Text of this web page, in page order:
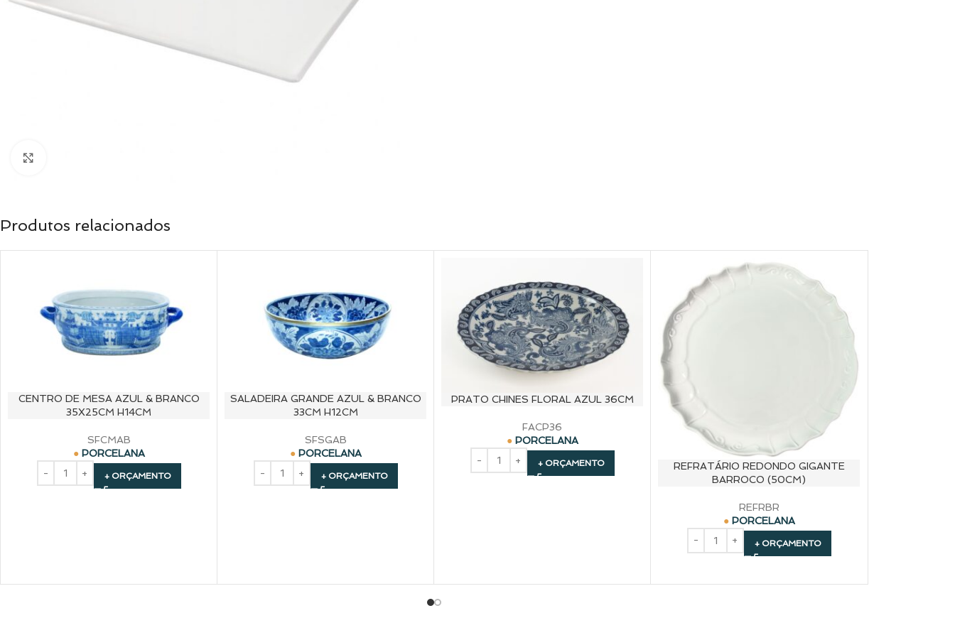
Produtos relacionados
CENTRO DE MESA AZUL & BRANCO
35X25CM H14CM
SFCMAB
PORCELANA
+ ORÇAMENTO
SALADEIRA GRANDE AZUL & BRANCO
33CM H12CM
SFSGAB
PORCELANA
+ ORÇAMENTO
PRATO CHINES FLORAL AZUL 36CM
FACP36
PORCELANA
+ ORÇAMENTO
REFRATÁRIO REDONDO GIGANTE
BARROCO (50CM)
REFRBR
PORCELANA
+ ORÇAMENTO